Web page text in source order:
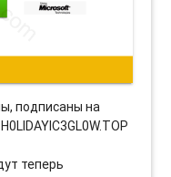
подписаны на
теперь